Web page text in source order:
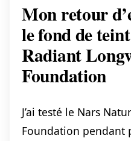
Mon retour
le fond de
Radiant
Foundation
J’ai testé le Nars
Foundation pendant